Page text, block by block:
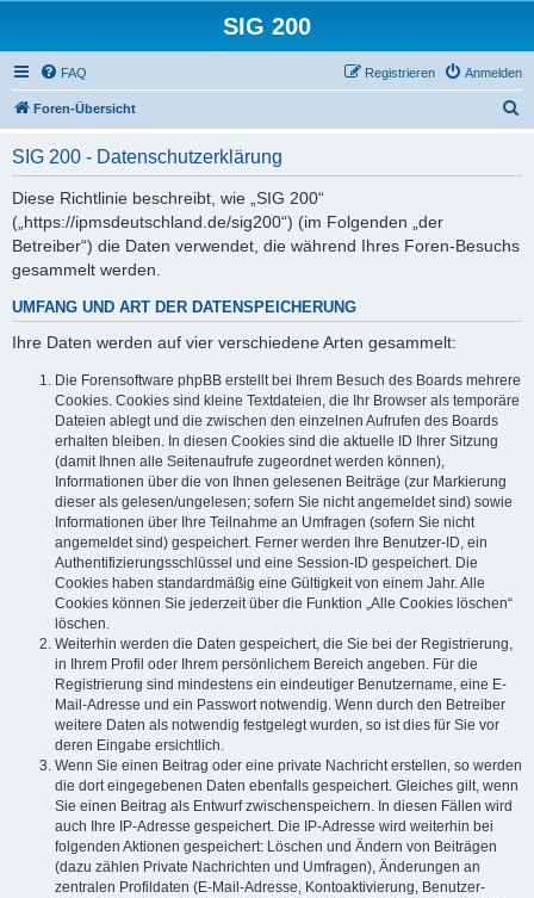
SIG 200
FAQ Anmelden
Registrieren
Foren-Übersicht
SIG 200 - Datenschutzerklärung
Diese Richtlinie beschreibt, wie „SIG 200“
(„https://ipmsdeutschland.de/sig200“) (im Folgenden „der
Betreiber“) die Daten verwendet, die während Ihres Foren-Besuchs
gesammelt werden.
UMFANG UND ART DER DATENSPEICHERUNG
Ihre Daten werden auf vier verschiedene Arten gesammelt:
Die Forensoftware phpBB erstellt bei Ihrem Besuch des Boards mehrere
Cookies. Cookies sind kleine Textdateien, die Ihr Browser als temporäre
Dateien ablegt und die zwischen den einzelnen Aufrufen des Boards
erhalten bleiben. In diesen Cookies sind die aktuelle ID Ihrer Sitzung
(damit Ihnen alle Seitenaufrufe zugeordnet werden können),
Informationen über die von Ihnen gelesenen Beiträge (zur Markierung
dieser als gelesen/ungelesen; sofern Sie nicht angemeldet sind) sowie
Informationen über Ihre Teilnahme an Umfragen (sofern Sie nicht
angemeldet sind) gespeichert. Ferner werden Ihre Benutzer-ID, ein
Authentifizierungsschlüssel und eine Session-ID gespeichert. Die
Cookies haben standardmäßig eine Gültigkeit von einem Jahr. Alle
Cookies können Sie jederzeit über die Funktion „Alle Cookies löschen“
löschen.
Weiterhin werden die Daten gespeichert, die Sie bei der Registrierung,
in Ihrem Profil oder Ihrem persönlichem Bereich angeben. Für die
Registrierung sind mindestens ein eindeutiger Benutzername, eine E-
Mail-Adresse und ein Passwort notwendig. Wenn durch den Betreiber
weitere Daten als notwendig festgelegt wurden, so ist dies für Sie vor
deren Eingabe ersichtlich.
Wenn Sie einen Beitrag oder eine private Nachricht erstellen, so werden
die dort eingegebenen Daten ebenfalls gespeichert. Gleiches gilt, wenn
Sie einen Beitrag als Entwurf zwischenspeichern. In diesen Fällen wird
auch Ihre IP-Adresse gespeichert. Die IP-Adresse wird weiterhin bei
folgenden Aktionen gespeichert: Löschen und Ändern von Beiträgen
(dazu zählen Private Nachrichten und Umfragen), Änderungen an
zentralen Profildaten (E-Mail-Adresse, Kontoaktivierung, Benutzer-